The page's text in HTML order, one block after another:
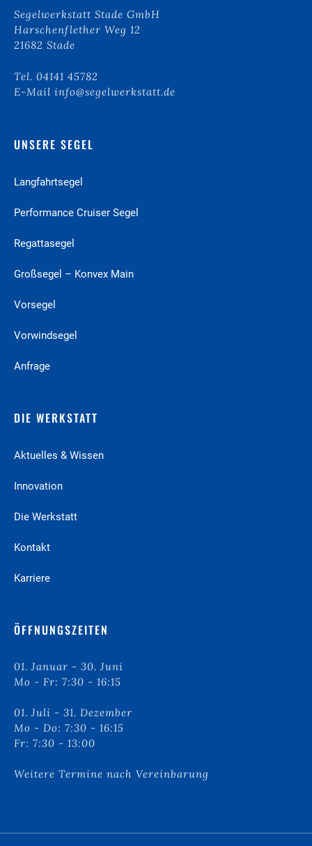
*
Segelwerkstatt Stade GmbH
Harschenflether Weg 12
21682 Stade
Tel. 04141 45782
E-Mail info@segelwerkstatt.de
UNSERE SEGEL
Langfahrt­segel
Performance Cruiser­ Segel
Regattasegel
Großsegel – Konvex Main
Vorsegel
Vorwindsegel
Anfrage
DIE WERKSTATT
Aktuelles & Wissen
Innovation
Die Werkstatt
Kontakt
Karriere
ÖFFNUNGSZEITEN
01. Januar - 30. Juni
Mo - Fr: 7:30 - 16:15
01. Juli - 31. Dezember
Mo - Do: 7:30 - 16:15
Fr: 7:30 - 13:00
Weitere Termine nach Vereinbarung